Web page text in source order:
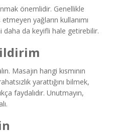
önemlidir. Genellikle
yağların kullanımı
daha da keyifli hale getirebilir.
Masajın hangi kısmının
yarattığını bilmek,
faydalıdır. Unutmayın,